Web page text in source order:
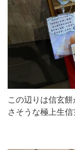
この辺りは信玄
さそうな極上生信